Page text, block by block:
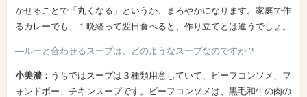
かせることで「丸くなる」というか、まろやかになります。家庭で作
るカレーでも、１晩経って翌日食べると、作り立てとは違うでしょ。
―ルーと合わせるスープは、どのようなスープなのですか？
小美濃： うちではスープは３種類用意していて、ビーフコンソメ、フ
ォンドボー、チキンスープです。ビーフコンソメは、黒毛和牛の肉の